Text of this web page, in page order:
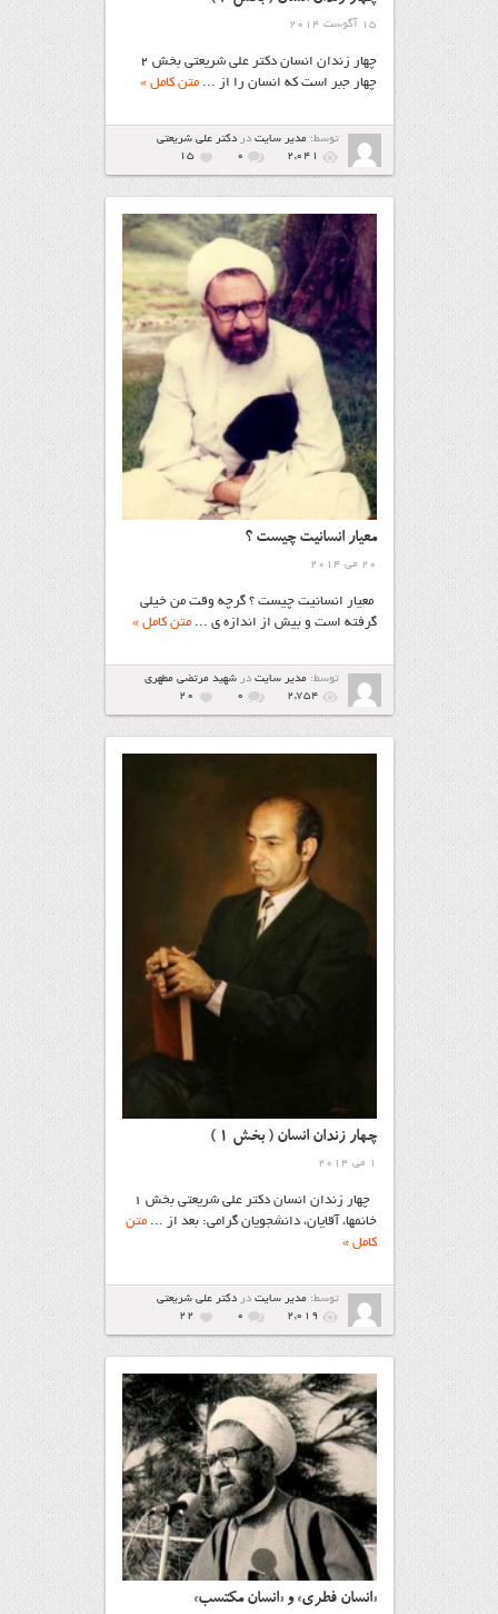
15 آگوست 2014
چهار زندان انسان دکتر علی‌ شریعتی بخش ۲
چهار جبر است که انسان را از ...متن کامل »
توسط: مدیر سایتدردکتر علی شریعتی
2,041
۰ 15
معیار انسانیت چیست ؟
20 می 2014
معیار انسانیت چیست ؟ گرچه وقت من خیلی
گرفته است و بیش از اندازه ی ...متن کامل »
توسط: مدیر سایتدرشهيد مرتضي مطهري
2,754
۰ 20
چهار زندان انسان ( بخش ۱ )
1 می 2014
چهار زندان انسان دکتر علی‌ شریعتی بخش ۱
خانمها، آقایان، دانشجویان گرامی: بعد از ...متن
کامل »
توسط: مدیر سایتدردکتر علی شریعتی
2,019
۰ 22
«انسان فطری» و «انسان مكتسب»